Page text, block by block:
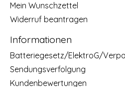
Mein Wunschzettel
Widerruf beantragen
Informationen
Batteriegesetz/ElektroG/
Sendungsverfolgung
Kundenbewertungen